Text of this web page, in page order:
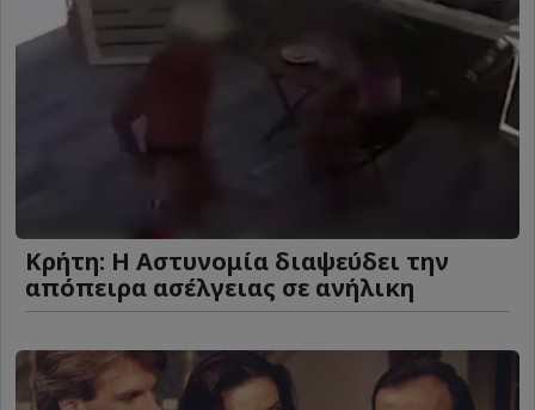
Κρήτη: Η Αστυνομία διαψεύδει την
απόπειρα ασέλγειας σε ανήλικη